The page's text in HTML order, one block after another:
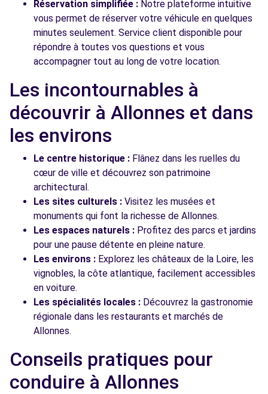
Réservation simplifiée : Notre plateforme intuitive
vous permet de réserver votre véhicule en quelques
minutes seulement. Service client disponible pour
répondre à toutes vos questions et vous
accompagner tout au long de votre location.
Les incontournables à
découvrir à Allonnes et dans
les environs
Le centre historique : Flânez dans les ruelles du
cœur de ville et découvrez son patrimoine
architectural.
Les sites culturels : Visitez les musées et
monuments qui font la richesse de Allonnes.
Les espaces naturels : Profitez des parcs et jardins
pour une pause détente en pleine nature.
Les environs : Explorez les châteaux de la Loire, les
vignobles, la côte atlantique, facilement accessibles
en voiture.
Les spécialités locales : Découvrez la gastronomie
régionale dans les restaurants et marchés de
Allonnes.
Conseils pratiques pour
conduire à Allonnes